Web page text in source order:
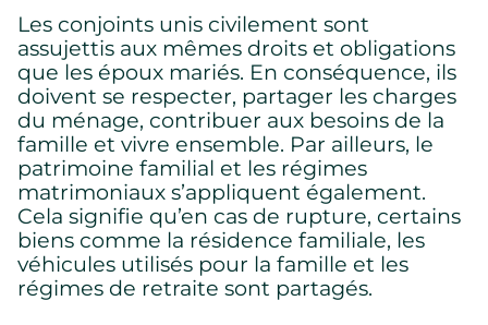
Les conjoints unis civilement sont
assujettis aux mêmes droits et obligations
que les époux mariés. En conséquence, ils
doivent se respecter, partager les charges
du ménage, contribuer aux besoins de la
famille et vivre ensemble. Par ailleurs, le
patrimoine familial et les régimes
matrimoniaux s’appliquent également.
Cela signifie qu’en cas de rupture, certains
biens comme la résidence familiale, les
véhicules utilisés pour la famille et les
régimes de retraite sont partagés.